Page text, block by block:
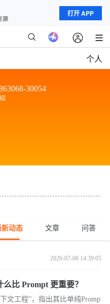
打开 APP
个人
30054
新动态 文章 问答
2026-07-08 14:39:05
比 Prompt 更重要？
文工程”，指出其比单纯Promp